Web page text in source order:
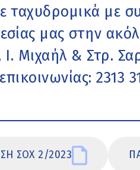
ταχυδρομικά με
μας στην
Μιχαήλ & Στρ.
επικοινωνίας: 2313
ΣΟΧ 2/2023